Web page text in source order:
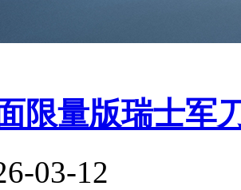
限量版瑞士军
03-12